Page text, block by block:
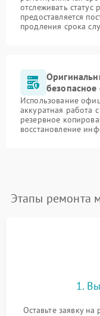
отслеживать
предоставляется
продления срока
Использование
аккуратная работа
резервное
восстановление
Этапы ремонта
1.
Оставьте заявку